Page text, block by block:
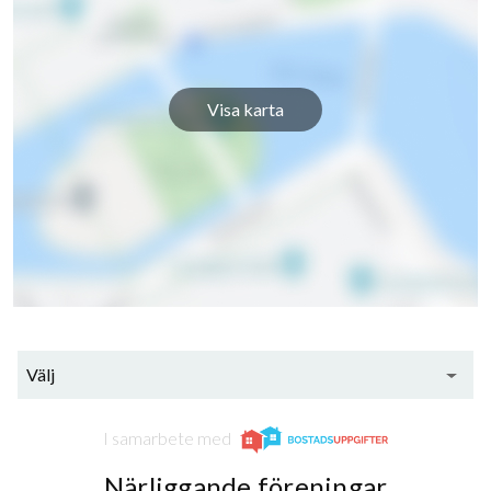
Hasselstigen 11D 1
Hasselstigen 13B 1
Visa karta
Välj
I samarbete med